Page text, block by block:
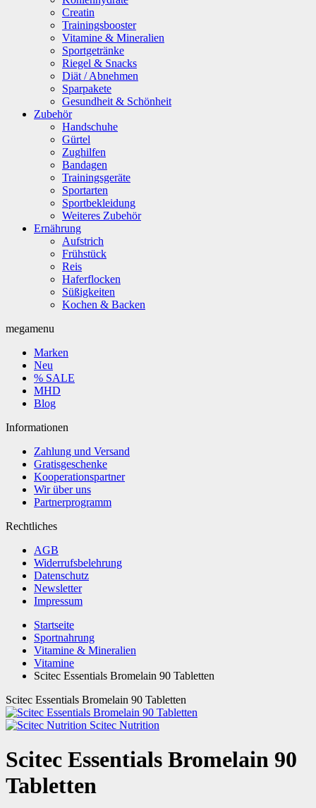
Creatin
Trainingsbooster
Vitamine & Mineralien
Sportgetränke
Riegel & Snacks
Diät / Abnehmen
Sparpakete
Gesundheit & Schönheit
Zubehör
Handschuhe
Gürtel
Zughilfen
Bandagen
Trainingsgeräte
Sportarten
Sportbekleidung
Weiteres Zubehör
Ernährung
Aufstrich
Frühstück
Reis
Haferflocken
Süßigkeiten
Kochen & Backen
megamenu
Marken
Neu
% SALE
MHD
Blog
Informationen
Zahlung und Versand
Gratisgeschenke
Kooperationspartner
Wir über uns
Partnerprogramm
Rechtliches
AGB
Widerrufsbelehrung
Datenschutz
Newsletter
Impressum
Startseite
Sportnahrung
Vitamine & Mineralien
Vitamine
Scitec Essentials Bromelain 90 Tabletten
Scitec Essentials Bromelain 90 Tabletten
Scitec Nutrition
Scitec Essentials Bromelain 90
Tabletten